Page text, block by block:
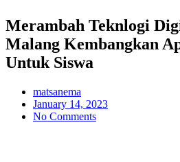
Merambah Teknlogi
Malang Kembangkan
Untuk Siswa
matsanema
January 14, 2023
No Comments